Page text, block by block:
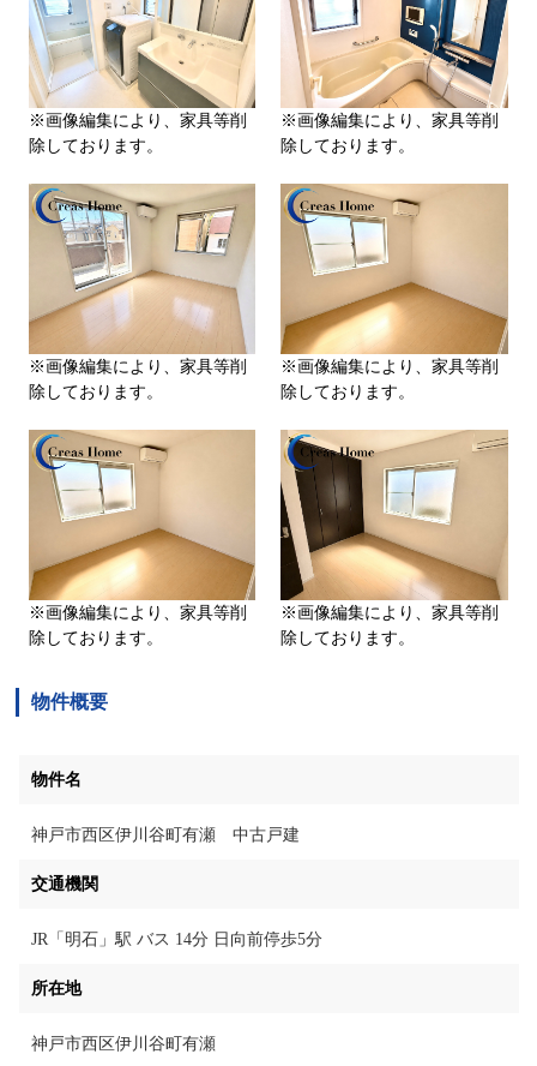
※画像編集により、家具等削
除しております。
※画像編集により、家具等削
除しております。
※画像編集により、家具等削
除しております。
※画像編集により、家具等削
除しております。
※画像編集により、家具等削
除しております。
※画像編集により、家具等削
除しております。
物件概要
物件名
神戸市西区伊川谷町有瀬 中古戸建
交通機関
JR「明石」駅 バス 14分 日向前停歩5分
所在地
神戸市西区伊川谷町有瀬